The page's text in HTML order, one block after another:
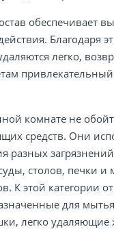
обеспечивает
Благодаря
легко,
комнате не
средств. Они
разных
столов, печки и
К этой категории
для
легко удаляющие